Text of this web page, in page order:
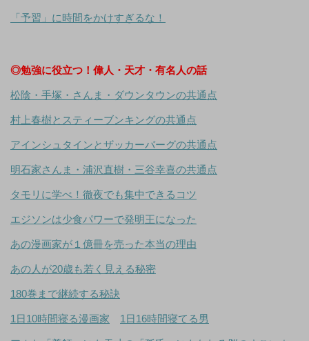
「予習」に時間をかけすぎるな！
◎勉強に役立つ！偉人・天才・有名人の話
松陰・手塚・さんま・ダウンタウンの共通点
村上春樹とスティーブンキングの共通点
アインシュタインとザッカーバーグの共通点
明石家さんま・浦沢直樹・三谷幸喜の共通点
タモリに学べ！徹夜でも集中できるコツ
エジソンは少食パワーで発明王になった
あの漫画家が１億冊を売った本当の理由
あの人が20歳も若く見える秘密
180巻まで継続する秘訣
1日10時間寝る漫画家 1日16時間寝てる男